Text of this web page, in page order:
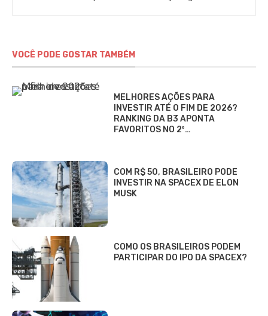
VOCÊ PODE GOSTAR TAMBÉM
MELHORES AÇÕES PARA
INVESTIR ATÉ O FIM DE 2026?
RANKING DA B3 APONTA
FAVORITOS NO 2º…
COM R$ 50, BRASILEIRO PODE
INVESTIR NA SPACEX DE ELON
MUSK
COMO OS BRASILEIROS PODEM
PARTICIPAR DO IPO DA SPACEX?